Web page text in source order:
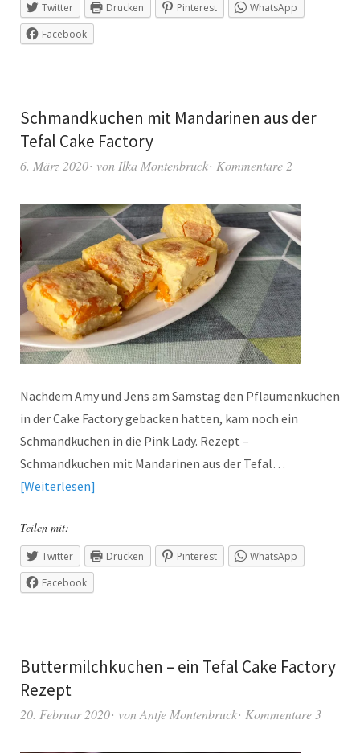
Twitter Drucken Pinterest
WhatsApp
Facebook
Schmandkuchen mit Mandarinen aus der
Tefal Cake Factory
6. März 2020 von Ilka Montenbruck Kommentare 2
Nachdem Amy und Jens am Samstag den Pflaumenkuchen
in der Cake Factory gebacken hatten, kam noch ein
Schmandkuchen in die Pink Lady. Rezept –
Schmandkuchen mit Mandarinen aus der Tefal…
Weiterlesen
Teilen mit:
Twitter Drucken Pinterest
WhatsApp
Facebook
Buttermilchkuchen – ein Tefal Cake Factory
Rezept
20. Februar 2020 vonAntje Montenbruck Kommentare 3